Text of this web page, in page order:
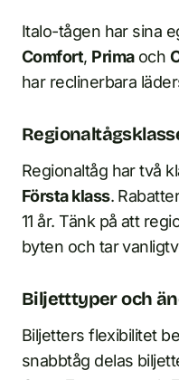
Italo-tågen har sina
Comfort, Primaoch
har reclinerbara
Regionaltåg har två
Första klass.
11 år. Tänk på att
byten och tar
Biljetttyper och
Biljetters flexibilitet
snabbtåg delas